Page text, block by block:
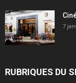
7
RUBRIQUES DU